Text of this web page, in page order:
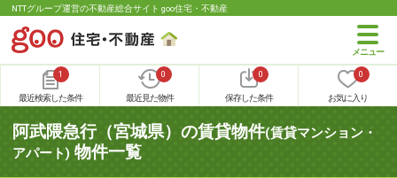
NTTグループ運営の不動産総合サイト goo住宅・不動産
1
最近検索した条件
0
最近見た物件
0
保存した条件
0
お気に入り
阿武隈急行（宮城県）の賃貸物件(賃貸マンション・
アパート) 物件一覧